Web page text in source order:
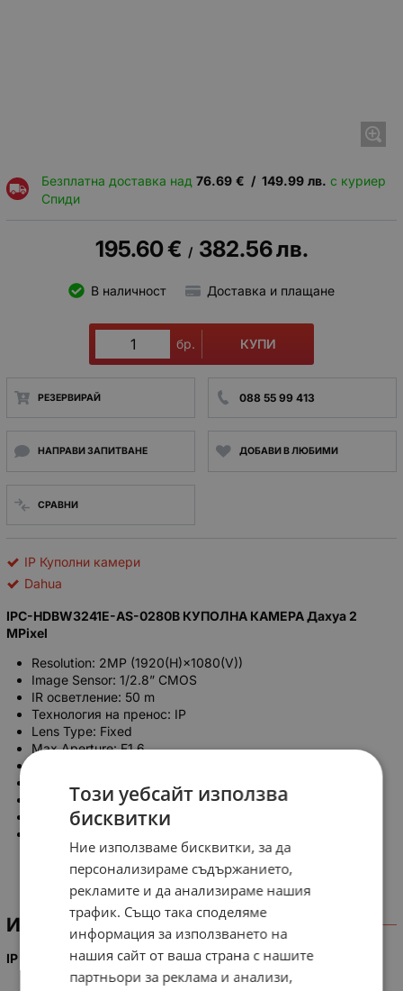
Безплатна доставка над 76.69 € / 149.99 лв. с куриер
Спиди
195.60€ / 382.56лв.
В наличност Доставка и плащане
бр. КУПИ
РЕЗЕРВИРАЙ 088 55 99 413
НАПРАВИ ЗАПИТВАНЕ ДОБАВИ В ЛЮБИМИ
СРАВНИ
IP Куполни камери
Dahua
IPC-HDBW3241E-AS-0280B КУПОЛНА КАМЕРА Дахуа 2
MPixel
Resolution: 2MP (1920(H)×1080(V))
Image Sensor: 1/2.8” CMOS
IR осветление: 50 m
Технология на пренос: IP
Lens Type: Fixed
Max Aperture: F1.6
Интерфейси: RJ-45, MicroSD слот
Power Supply : DC12V PoE (802.3af)(Class 0)
Power Consumption: <6.9W
ИНФОРМАЦИЯ
IP КУПОЛНА КАМЕРАIPC-HDBW3241E-AS-0280B
Този уебсайт използва
бисквитки
Ние използваме бисквитки, за да
персонализираме съдържанието,
рекламите и да анализираме нашия
трафик. Също така споделяме
информация за използването на
нашия сайт от ваша страна с нашите
партньори за реклама и анализи,